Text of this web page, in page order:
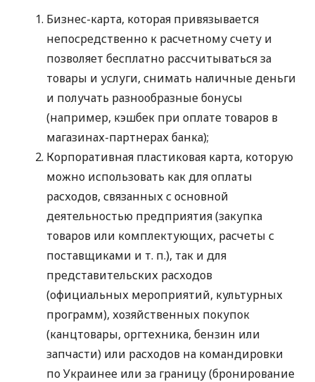
Бизнес-карта, которая привязывается
непосредственно к расчетному счету и
позволяет бесплатно рассчитываться за
товары и услуги, снимать наличные деньги
и получать разнообразные бонусы
(например, кэшбек при оплате товаров в
магазинах-партнерах банка);
Корпоративная пластиковая карта, которую
можно использовать как для оплаты
расходов, связанных с основной
деятельностью предприятия (закупка
товаров или комплектующих, расчеты с
поставщиками и т. п.), так и для
представительских расходов
(официальных мероприятий, культурных
программ), хозяйственных покупок
(канцтовары, оргтехника, бензин или
запчасти) или расходов на командировки
по Украинее или за границу (бронирование